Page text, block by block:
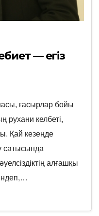
— егіз
ғасырлар бойы
рухани келбеті,
Қай кезеңде
сатысында
алғашқы